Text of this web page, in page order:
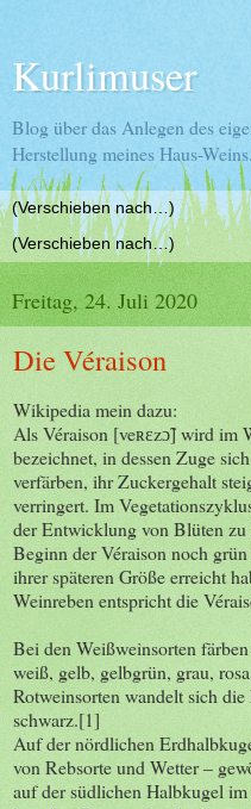
Kurlimuser
Blog über das Anlegen des
Herstellung meines Haus-Weins.
Freitag, 24. Juli 2020
Die Véraison
Wikipedia mein dazu:
Als Véraison [veʀɛzɔ̃] wird im
bezeichnet, in dessen Zuge
verfärben, ihr Zuckergehalt
verringert. Im
der Entwicklung von Blüten
Beginn der Véraison noch
ihrer späteren Größe erreicht
Weinreben entspricht die
Bei den Weißweinsorten
weiß, gelb, gelbgrün, grau,
Rotweinsorten wandelt sich
schwarz.[1]
Auf der nördlichen
von Rebsorte und Wetter –
auf der südlichen Halbkugel